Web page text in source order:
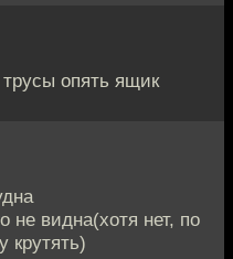
опять ящик
не видна(хотя нет, по
крутять)